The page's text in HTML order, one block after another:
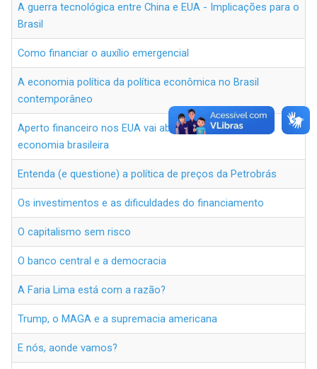
A guerra tecnológica entre China e EUA - Implicações para o
Brasil
Como financiar o auxílio emergencial
A economia política da política econômica no Brasil
contemporâneo
Aperto financeiro nos EUA vai abalar ainda mais a frágil
economia brasileira
Entenda (e questione) a política de preços da Petrobrás
Os investimentos e as dificuldades do financiamento
O capitalismo sem risco
O banco central e a democracia
A Faria Lima está com a razão?
Trump, o MAGA e a supremacia americana
E nós, aonde vamos?